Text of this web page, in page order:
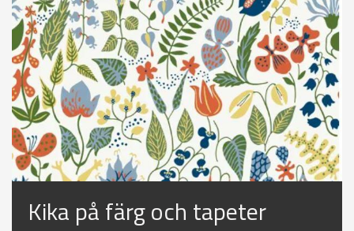
Kika på färg och tapeter